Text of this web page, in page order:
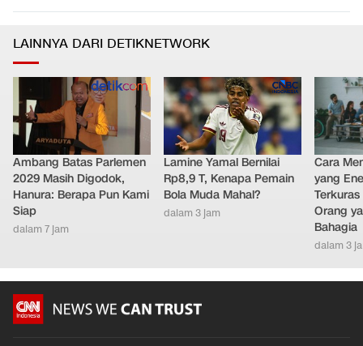
LAINNYA DARI DETIKNETWORK
Ambang Batas Parlemen
2029 Masih Digodok,
Hanura: Berapa Pun Kami
Siap
dalam 7 jam
Lamine Yamal Bernilai
Rp8,9 T, Kenapa Pemain
Bola Muda Mahal?
dalam 3 jam
Cara
yang
Orang
Bahagia
dalam 3